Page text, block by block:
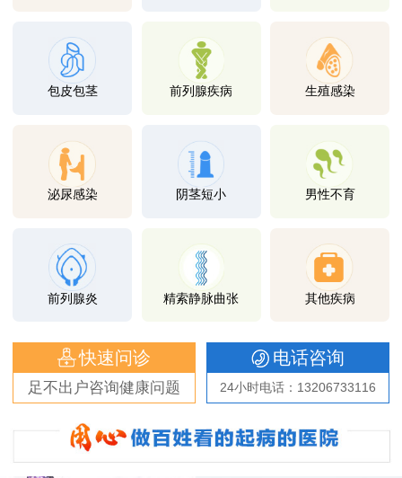
包皮包茎 前列腺疾病 生殖感染
泌尿感染 阴茎短小 男性不育
前列腺炎 精索静脉曲张 其他疾病
快速问诊
足不出户咨询健康问题
电话咨询
24小时电话：13206733116